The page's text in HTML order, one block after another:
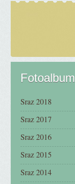
Fotoalbum
Sraz 2018
Sraz 2017
Sraz 2016
Sraz 2015
Sraz 2014